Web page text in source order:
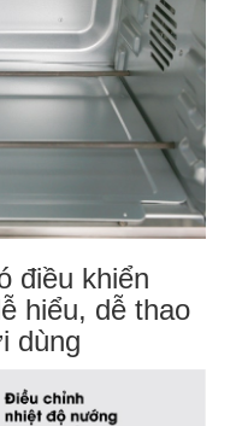
điều khiển
hiểu, dễ thao
dùng